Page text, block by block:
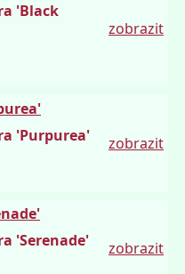
'Black
zobrazit
'Purpurea'
zobrazit
'Serenade'
zobrazit